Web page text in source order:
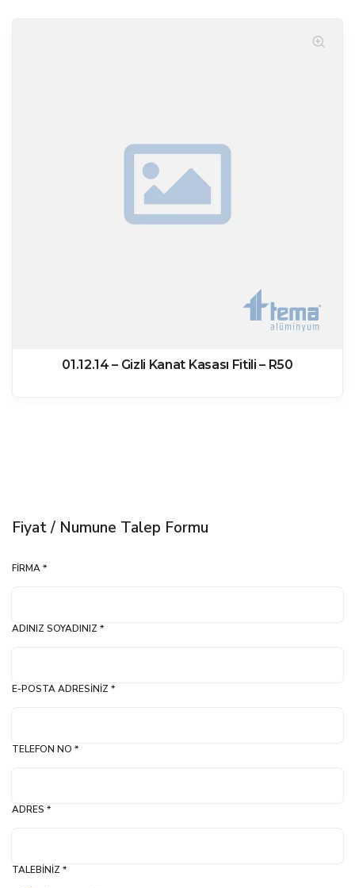
01.12.14 – Gizli Kanat Kasası Fitili – R50
Fiyat / Numune Talep Formu
FIRMA *
ADINIZ SOYADINIZ *
E-POSTA ADRESINIZ *
TELEFON NO *
ADRES *
TALEBINIZ *